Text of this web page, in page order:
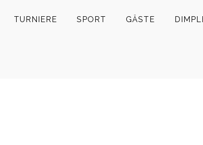
TURNIERE SPORT GÄSTE